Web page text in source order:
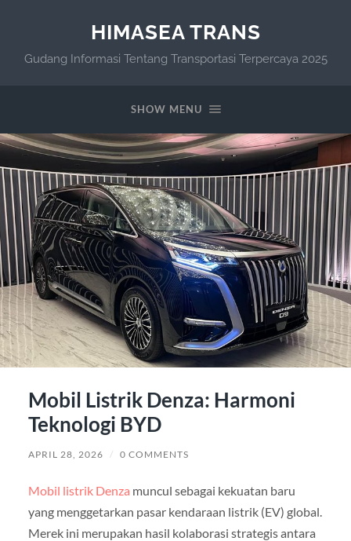
HIMASEA TRANS
Gudang Informasi Tentang Transportasi Terpercaya 2025
SHOW MENU
Mobil Listrik Denza: Harmoni
Teknologi BYD
APRIL 28, 2026 / 0 COMMENTS
Mobil listrik Denza muncul sebagai kekuatan baru
yang menggetarkan pasar kendaraan listrik (EV) global.
Merek ini merupakan hasil kolaborasi strategis antara